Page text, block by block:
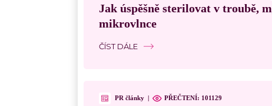
Jak úspěšně sterilovat v troubě,
mikrovlnce
ČÍST DÁLE
PR články | PŘEČTENÍ: 101129